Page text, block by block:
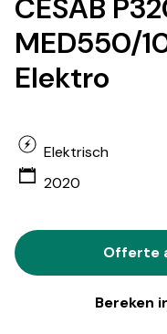
CESAB
MED550/
Elektro
Elektrisch
2020
Offerte
Bereken